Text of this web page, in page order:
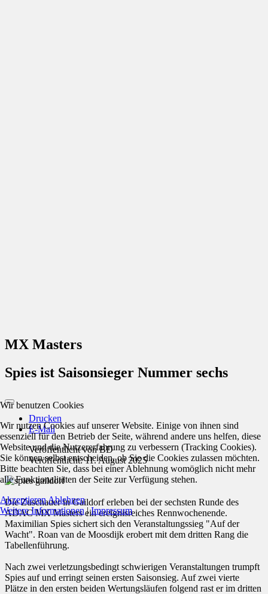
MX Masters
Spies ist Saisonsieger Nummer sechs
Drucken
E-Mail
Veröffentlicht vonBD
Veröffentlicht: 11. August 2025
Die Zuschauer in Gaildorf erleben bei der sechsten Runde des
ADAC MX Masters ein ereignisreiches Rennwochenende.
Maximilian Spies sichert sich den Veranstaltungssieg "Auf der
Wacht". Roan van de Moosdijk erobert mit dem dritten Rang die
Tabellenführung.
Nach zwei verletzungsbedingt schwierigen Veranstaltungen trumpft
Spies auf und erringt seinen ersten Saisonsieg. Auf zwei vierte
Plätze in den ersten beiden Wertungsläufen folgend rast er im dritten
Wir benutzen Cookies
Wir nutzen Cookies auf unserer Website. Einige von ihnen sind
essenziell für den Betrieb der Seite, während andere uns helfen, diese
Website und die Nutzererfahrung zu verbessern (Tracking Cookies).
Sie können selbst entscheiden, ob Sie die Cookies zulassen möchten.
Bitte beachten Sie, dass bei einer Ablehnung womöglich nicht mehr
alle Funktionalitäten der Seite zur Verfügung stehen.
Akzeptieren Ablehnen
Weitere Informationen|Impressum